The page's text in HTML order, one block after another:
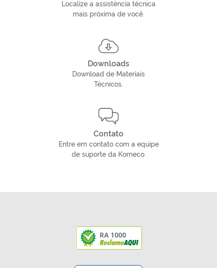
Localize a assistência técnica
mais próxima de você.
Downloads
Download de Materiais
Técnicos.
Contato
Entre em contato com a equipe
de suporte da Komeco.
RA 1000